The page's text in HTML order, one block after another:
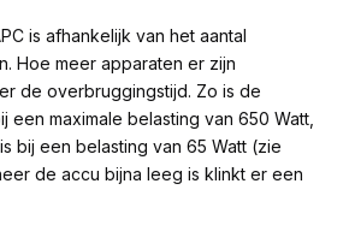
is afhankelijk van het aantal
Hoe meer apparaten er zijn
de overbruggingstijd. Zo is de
een maximale belasting van 650 Watt,
bij een belasting van 65 Watt (zie
de accu bijna leeg is klinkt er een